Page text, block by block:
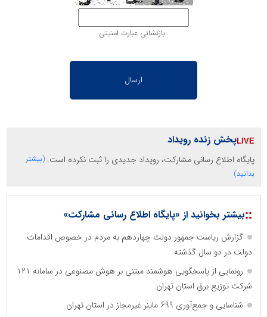
بازنشانی عبارت امنیتی
پخش زنده رویداد
پایگاه اطلاع رسانی مشارکت، رویداد جدیدی را ثبت نکرده است. (بیشتر
بدانید)
::بیشتر بخوانید از «پایگاه اطلاع رسانی مشارکت»
گزارش ریاست جمهور دولت چهاردهم به مردم در خصوص اقدامات
دولت در دو سال گذشته
رونمایی از پاسخگویی هوشمند مبتنی بر هوش مصنوعی در سامانه ۱۲۱
شرکت توزیع برق استان تهران
شناسایی و جمع‌آوری 699 ماینر غیرمجاز در استان تهران